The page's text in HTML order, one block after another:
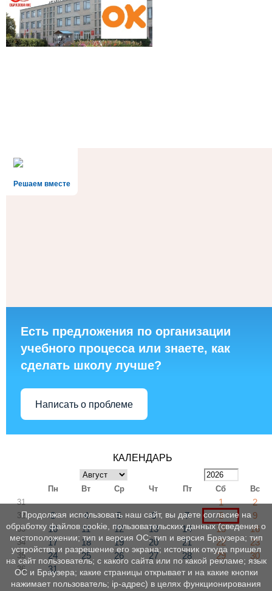
Решаем вместе
Есть предложения по организации
учебного процесса или знаете, как
сделать школу лучше?
Написать о проблеме
КАЛЕНДАРЬ
Пн Вт Ср Чт Пт Сб
Вс
31
1 2
32 3 4 5 6 7 8 9
33 10 11 12 13 14 15 16
34 17 18 19 20 21 22 23
35 24 25 26 27 28 29 30
36 31
Продолжая использовать наш сайт, вы даете согласие на
обработку файлов cookie, пользовательских данных (сведения о
местоположении; тип и версия ОС; тип и версия Браузера; тип
устройства и разрешение его экрана; источник откуда пришел
на сайт пользователь; с какого сайта или по какой рекламе; язык
ОС и Браузера; какие страницы открывает и на какие кнопки
нажимает пользователь; ip-адрес) в целях функционирования